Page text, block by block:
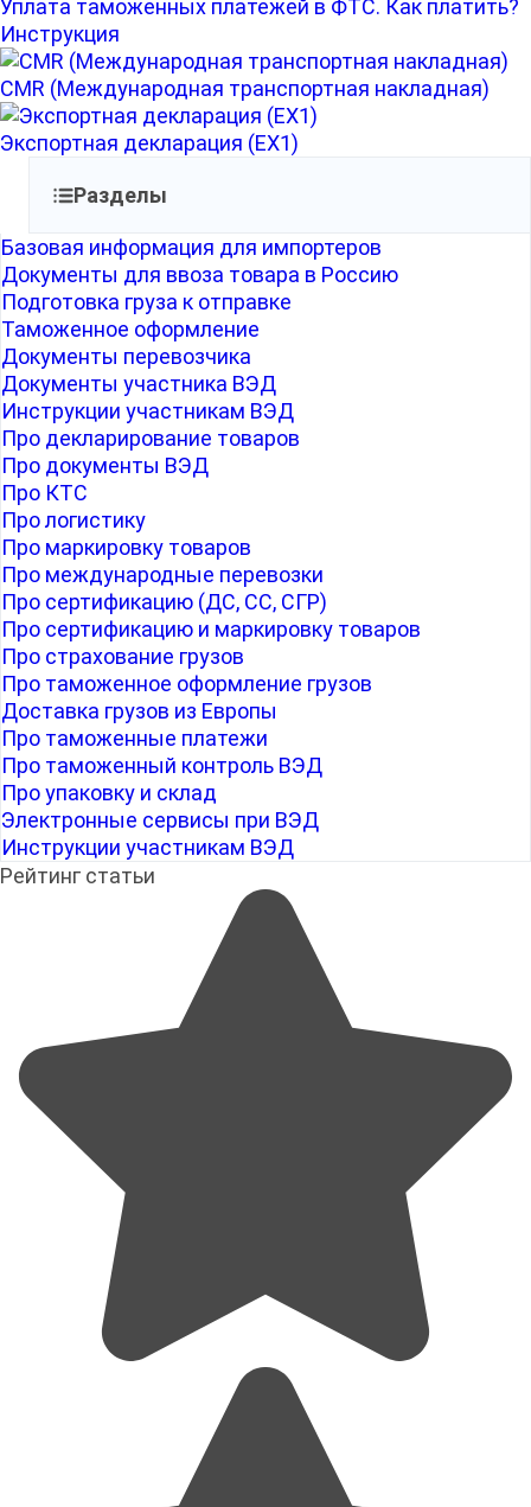
Уплата таможенных платежей в ФТС. Как платить?
Инструкция
CMR (Международная транспортная накладная)
Экспортная декларация (EX1)
Разделы
Базовая информация для импортеров
Документы для ввоза товара в Россию
Подготовка груза к отправке
Таможенное оформление
Документы перевозчика
Документы участника ВЭД
Инструкции участникам ВЭД
Про декларирование товаров
Про документы ВЭД
Про КТС
Про логистику
Про маркировку товаров
Про международные перевозки
Про сертификацию (ДС, СС, СГР)
Про сертификацию и маркировку товаров
Про страхование грузов
Про таможенное оформление грузов
Доставка грузов из Европы
Про таможенные платежи
Про таможенный контроль ВЭД
Про упаковку и склад
Электронные сервисы при ВЭД
Инструкции участникам ВЭД
Рейтинг статьи